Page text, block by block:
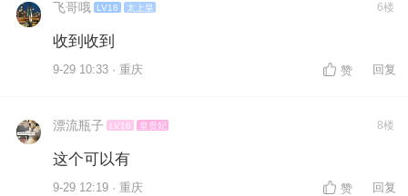
飞哥哦 LV18 太上皇 6楼
收到收到
9-29 10:33 · 重庆 赞 回复
漂流瓶子 LV16 皇贵妃 8楼
这个可以有
9-29 12:19 · 重庆 赞 回复